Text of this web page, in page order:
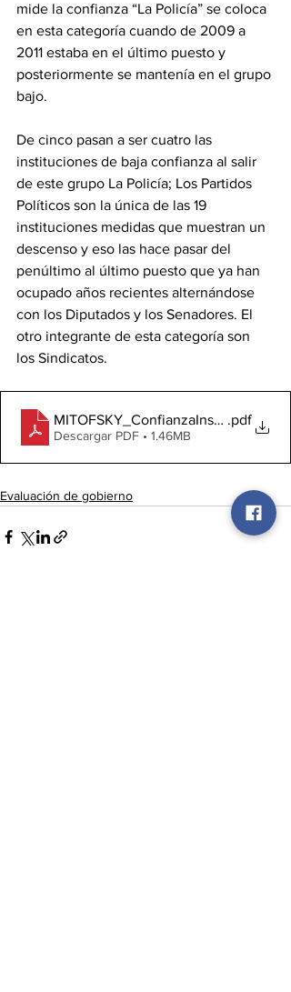
mide la confianza “La Policía” se coloca
en esta categoría cuando de 2009 a
2011 estaba en el último puesto y
posteriormente se mantenía en el grupo
bajo.
De cinco pasan a ser cuatro las
instituciones de baja confianza al salir
de este grupo La Policía; Los Partidos
Políticos son la única de las 19
instituciones medidas que muestran un
descenso y eso las hace pasar del
penúltimo al último puesto que ya han
ocupado años recientes alternándose
con los Diputados y los Senadores. El
otro integrante de esta categoría son
los Sindicatos.
MITOFSKY_ConfianzaInstituciones-
.pdf
Descargar PDF • 1.46MB
Evaluación de gobierno